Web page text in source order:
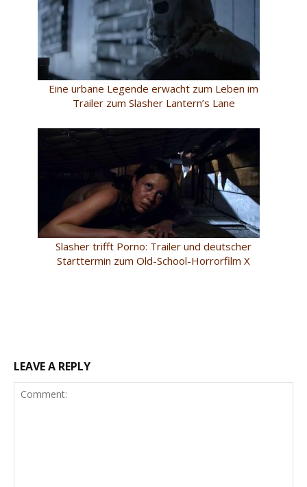
Eine urbane Legende erwacht zum Leben im
Trailer zum Slasher Lantern’s Lane
Slasher trifft Porno: Trailer und deutscher
Starttermin zum Old-School-Horrorfilm X
LEAVE A REPLY